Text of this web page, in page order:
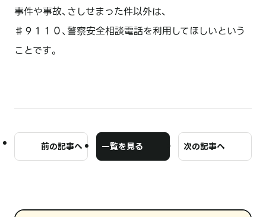
事件や事故、さしせまった件以外は、
♯９１１０、警察安全相談電話を利用してほしいという
ことです。
前の記事へ 一覧を見る 次の記事へ